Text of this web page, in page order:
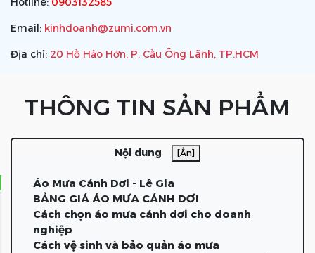
Email: kinhdoanh@zumi.com.vn
Địa chỉ: 20 Hồ Hảo Hớn, P. Cầu Ông Lãnh, TP.HCM
THÔNG TIN SẢN PHẨM
Nội dung [Ẩn]
Áo Mưa Cánh Dơi - Lê Gia
BẢNG GIÁ ÁO MƯA CÁNH DƠI
Cách chọn áo mưa cánh dơi cho doanh
nghiệp
Cách vệ sinh và bảo quản áo mưa